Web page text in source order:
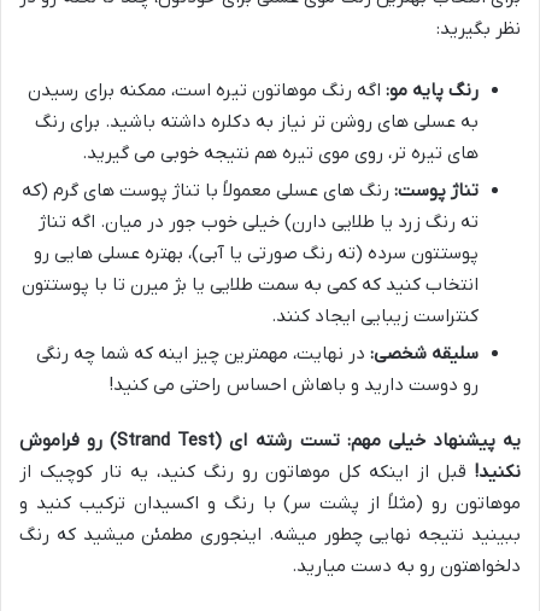
نظر بگیرید:
رنگ پایه مو: اگه رنگ موهاتون تیره است، ممکنه برای رسیدن
به عسلی های روشن تر نیاز به دکلره داشته باشید. برای رنگ
های تیره تر، روی موی تیره هم نتیجه خوبی می گیرید.
تناژ پوست: رنگ های عسلی معمولاً با تناژ پوست های گرم (که
ته رنگ زرد یا طلایی دارن) خیلی خوب جور در میان. اگه تناژ
پوستتون سرده (ته رنگ صورتی یا آبی)، بهتره عسلی هایی رو
انتخاب کنید که کمی به سمت طلایی یا بژ میرن تا با پوستتون
کنتراست زیبایی ایجاد کنند.
سلیقه شخصی: در نهایت، مهمترین چیز اینه که شما چه رنگی
رو دوست دارید و باهاش احساس راحتی می کنید!
یه پیشنهاد خیلی مهم: تست رشته ای (Strand Test) رو فراموش
نکنید! قبل از اینکه کل موهاتون رو رنگ کنید، یه تار کوچیک از
موهاتون رو (مثلاً از پشت سر) با رنگ و اکسیدان ترکیب کنید و
ببینید نتیجه نهایی چطور میشه. اینجوری مطمئن میشید که رنگ
دلخواهتون رو به دست میارید.